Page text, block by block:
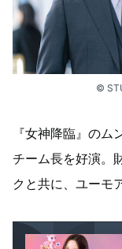
©
『女神降臨』の
チーム長を好演。
クと共に、ユーモ